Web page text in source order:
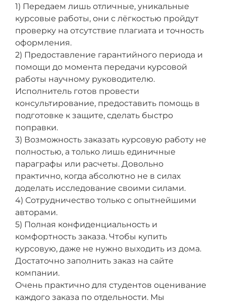
1) Передаем лишь отличные, уникальные
курсовые работы, они с лёгкостью пройдут
проверку на отсутствие плагиата и точность
оформления.
2) Предоставление гарантийного периода и
помощи до момента передачи курсовой
работы научному руководителю.
Исполнитель готов провести
консультирование, предоставить помощь в
подготовке к защите, сделать быстро
поправки.
3) Возможность заказать курсовую работу не
полностью, а только лишь единичные
параграфы или расчеты. Довольно
практично, когда абсолютно не в силах
доделать исследование своими силами.
4) Сотрудничество только с опытнейшими
авторами.
5) Полная конфиденциальность и
комфортность заказа. Чтобы купить
курсовую, даже не нужно выходить из дома.
Достаточно заполнить заказ на сайте
компании.
Очень практично для студентов оценивание
каждого заказа по отдельности. Мы